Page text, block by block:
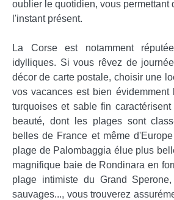
oublier le quotidien, vous permettant
l'instant présent.
La Corse est notamment
idylliques. Si vous rêvez de
décor de carte postale, choisir une
vos vacances est bien
turquoises et sable fin
beauté, dont les plages sont
belles de France et même
plage de Palombaggia élue plus
magnifique baie de Rondinara en
plage intimiste du Grand
sauvages..., vous trouverez